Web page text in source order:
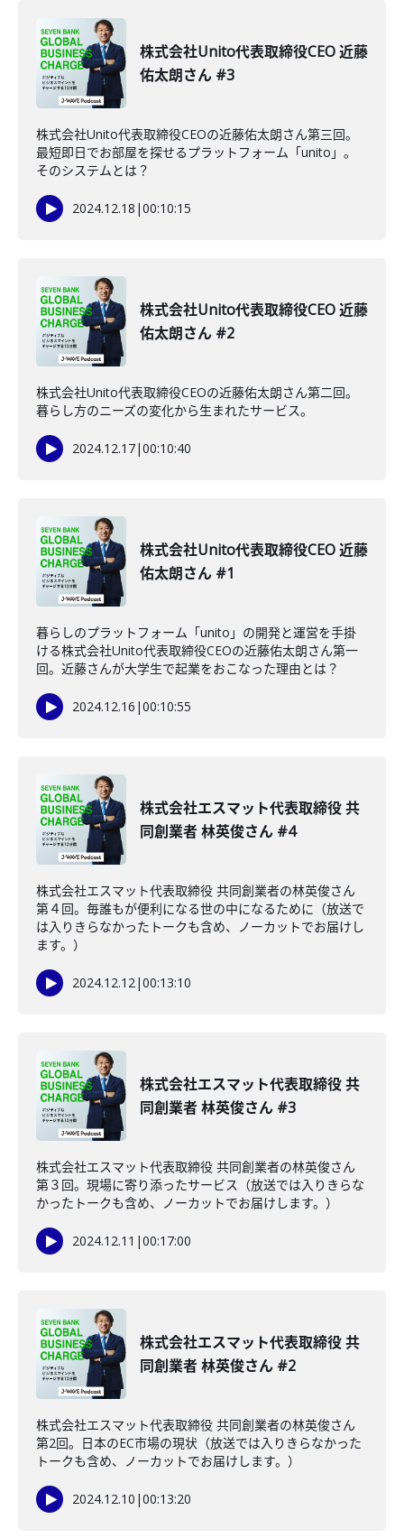
株式会社Unito代表取締役CEO 近藤
佑太朗さん #3
株式会社Unito代表取締役CEOの近藤佑太朗さん第三回。
最短即日でお部屋を探せるプラットフォーム「unito」。
そのシステムとは？
2024.12.18 |00:10:15
株式会社Unito代表取締役CEO 近藤
佑太朗さん #2
株式会社Unito代表取締役CEOの近藤佑太朗さん第二回。
暮らし方のニーズの変化から生まれたサービス。
2024.12.17|00:10:40
株式会社Unito代表取締役CEO 近藤
佑太朗さん #1
暮らしのプラットフォーム「unito」の開発と運営を手掛
ける株式会社Unito代表取締役CEOの近藤佑太朗さん第一
回。近藤さんが大学生で起業をおこなった理由とは？
2024.12.16 |00:10:55
株式会社エスマット代表取締役 共
同創業者 林英俊さん #4
株式会社エスマット代表取締役 共同創業者の林英俊さん
第４回。毎誰もが便利になる世の中になるために（放送で
は入りきらなかったトークも含め、ノーカットでお届けし
ます。）
2024.12.12|00:13:10
株式会社エスマット代表取締役 共
同創業者 林英俊さん #3
株式会社エスマット代表取締役 共同創業者の林英俊さん
第３回。現場に寄り添ったサービス（放送では入りきらな
かったトークも含め、ノーカットでお届けします。）
2024.12.11 |00:17:00
株式会社エスマット代表取締役 共
同創業者 林英俊さん #2
株式会社エスマット代表取締役 共同創業者の林英俊さん
第2回。日本のEC市場の現状（放送では入りきらなかった
トークも含め、ノーカットでお届けします。）
2024.12.10 |00:13:20